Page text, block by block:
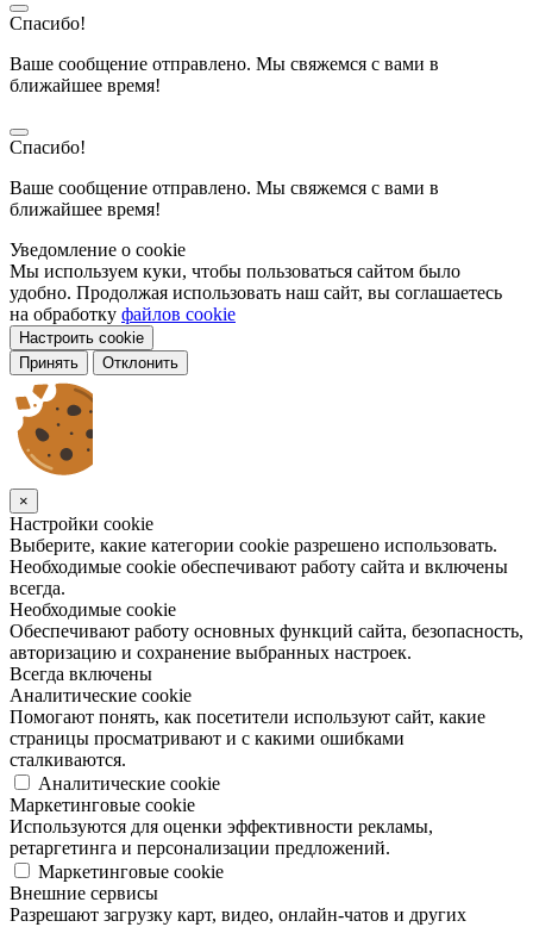
Спасибо!
Ваше сообщение отправлено. Мы свяжемся с вами в
ближайшее время!
Спасибо!
Ваше сообщение отправлено. Мы свяжемся с вами в
ближайшее время!
Уведомление о cookie
Мы используем куки, чтобы пользоваться сайтом было
удобно. Продолжая использовать наш сайт, вы соглашаетесь
на обработку файлов cookie
Настроить cookie
Принять
Отклонить
×
Настройки cookie
Выберите, какие категории cookie разрешено использовать.
Необходимые cookie обеспечивают работу сайта и включены
всегда.
Необходимые cookie
Обеспечивают работу основных функций сайта, безопасность,
авторизацию и сохранение выбранных настроек.
Всегда включены
Аналитические cookie
Помогают понять, как посетители используют сайт, какие
страницы просматривают и с какими ошибками
сталкиваются.
Аналитические cookie
Маркетинговые cookie
Используются для оценки эффективности рекламы,
ретаргетинга и персонализации предложений.
Маркетинговые cookie
Внешние сервисы
Разрешают загрузку карт, видео, онлайн-чатов и других